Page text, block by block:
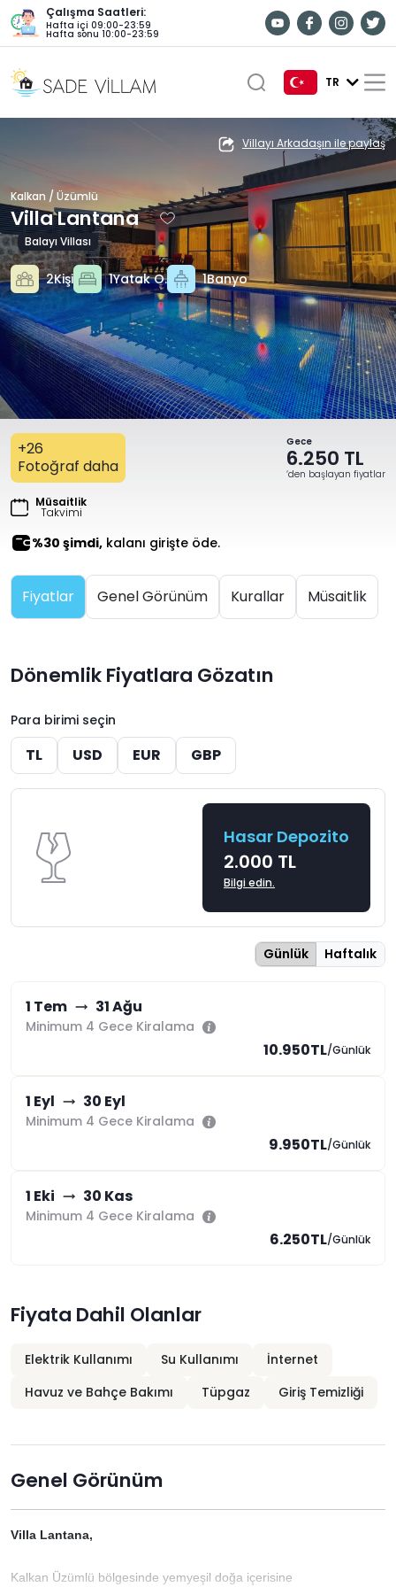
Çalışma Saatleri:
Hafta içi 09:00-23:59
Hafta sonu 10:00-23:59
TR
EN
DE
Villayı Arkadaşın ile paylaş
Kalkan / Üzümlü
Villa Lantana
Balayı Villası
2Kişi 1Yatak O. 1Banyo
+26
Fotoğraf daha
Gece
6.250 TL
‘den başlayan fiyatlar
Müsaitlik
Takvimi
%30 şimdi, kalanı girişte öde.
Fiyatlar Genel Görünüm Kurallar Müsaitlik
Dönemlik Fiyatlara Gözatın
Para birimi seçin
TL USD EUR GBP
Hasar Depozito
2.000 TL
Bilgi edin.
Günlük Haftalık
1 Tem 31 Ağu
Minimum 4 Gece Kiralama
10.950TL/Günlük
1 Eyl 30 Eyl
Minimum 4 Gece Kiralama
9.950TL/Günlük
1 Eki 30 Kas
Minimum 4 Gece Kiralama
6.250TL/Günlük
Fiyata Dahil Olanlar
Elektrik Kullanımı Su Kullanımı
İnternet
Havuz ve Bahçe Bakımı
Tüpgaz Giriş Temizliği
Genel Görünüm
Villa Lantana,
Kalkan Üzümlü bölgesinde yemyeşil doğa içerisine